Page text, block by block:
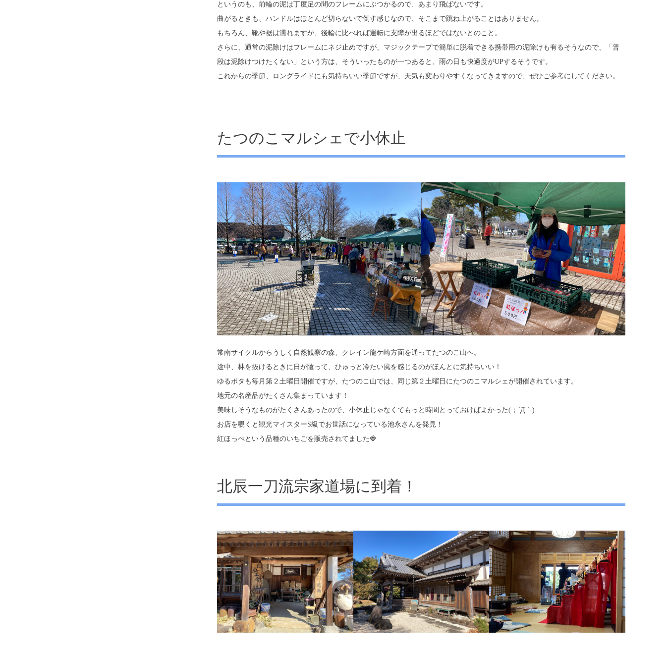
というのも、前輪の泥は丁度足の間のフレームにぶつかるので、あまり飛ばないです。
曲がるときも、ハンドルはほとんど切らないで倒す感じなので、そこまで跳ね上がることはありません。
もちろん、靴や裾は濡れますが、後輪に比べれば運転に支障が出るほどではないとのこと。
さらに、通常の泥除けはフレームにネジ止めですが、マジックテープで簡単に脱着できる携帯用の泥除けも有るそうなので、「普
段は泥除けつけたくない」という方は、そういったものが一つあると、雨の日も快適度がUPするそうです。
これからの季節、ロングライドにも気持ちいい季節ですが、天気も変わりやすくなってきますので、ぜひご参考にしてください。
たつのこマルシェで小休止
常南サイクルからうしく自然観察の森、クレイン龍ケ崎方面を通ってたつのこ山へ。
途中、林を抜けるときに日が陰って、ひゅっと冷たい風を感じるのがほんとに気持ちいい！
ゆるポタも毎月第２土曜日開催ですが、たつのこ山では、同じ第２土曜日にたつのこマルシェが開催されています。
地元の名産品がたくさん集まっています！
美味しそうなものがたくさんあったので、小休止じゃなくてもっと時間とっておけばよかった(；´Д｀)
お店を覗くと観光マイスターS級でお世話になっている池永さんを発見！
紅ほっぺという品種のいちごを販売されてました🍓
北辰一刀流宗家道場に到着！